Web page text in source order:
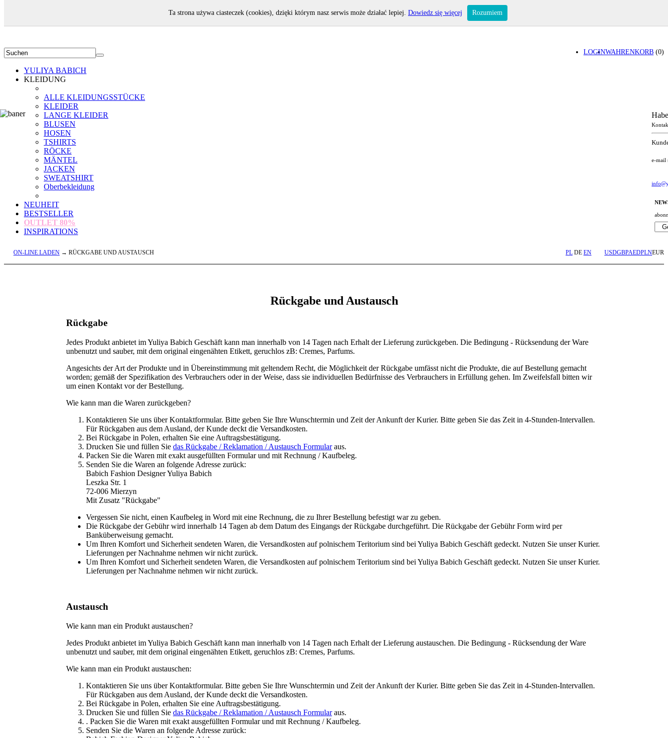
WAHRENKORB (0)
LOGIN
YULIYA BABICH
KLEIDUNG
ALLE KLEIDUNGSSTÜCKE
KLEIDER
LANGE KLEIDER
BLUSEN
HOSEN
TSHIRTS
RÖCKE
MÄNTEL
JACKEN
SWEATSHIRT
Oberbekleidung
NEUHEIT
BESTSELLER
OUTLET 80%
INSPIRATIONS
ON-LINE LADEN → RÜCKGABE UND AUSTAUSCH PL DE EN USDGBPAEDPLNEUR
Rückgabe und Austausch
Rückgabe
Jedes Produkt anbietet im Yuliya Babich Geschäft kann man innerhalb von 14 Tagen nach Erhalt der Lieferung zurückgeben. Die Bedingung - Rücksendung der Ware
unbenutzt und sauber, mit dem original eingenähten Etikett, geruchlos zB: Cremes, Parfums.
Angesichts der Art der Produkte und in Übereinstimmung mit geltendem Recht, die Möglichkeit der Rückgabe umfässt nicht die Produkte, die auf Bestellung gemacht
worden; gemäß der Spezifikation des Verbrauchers oder in der Weise, dass sie individuellen Bedürfnisse des Verbrauchers in Erfüllung gehen. Im Zweifelsfall bitten wir
um einen Kontakt vor der Bestellung.
Wie kann man die Waren zurückgeben?
Kontaktieren Sie uns über Kontaktformular. Bitte geben Sie Ihre Wunschtermin und Zeit der Ankunft der Kurier. Bitte geben Sie das Zeit in 4-Stunden-Intervallen.
Für Rückgaben aus dem Ausland, der Kunde deckt die Versandkosten.
Bei Rückgabe in Polen, erhalten Sie eine Auftragsbestätigung.
Drucken Sie und füllen Sie das Rückgabe / Reklamation / Austausch Formularaus.
Packen Sie die Waren mit exakt ausgefüllten Formular und mit Rechnung / Kaufbeleg.
Senden Sie die Waren an folgende Adresse zurück:
Babich Fashion Designer Yuliya Babich
Leszka Str. 1
72-006 Mierzyn
Mit Zusatz "Rückgabe"
Vergessen Sie nicht, einen Kaufbeleg in Word mit eine Rechnung, die zu Ihrer Bestellung befestigt war zu geben.
Die Rückgabe der Gebühr wird innerhalb 14 Tagen ab dem Datum des Eingangs der Rückgabe durchgeführt. Die Rückgabe der Gebühr Form wird per
Banküberweisung gemacht.
Um Ihren Komfort und Sicherheit sendeten Waren, die Versandkosten auf polnischem Teritorium sind bei Yuliya Babich Geschäft gedeckt. Nutzen Sie unser Kurier.
Lieferungen per Nachnahme nehmen wir nicht zurück.
Um Ihren Komfort und Sicherheit sendeten Waren, die Versandkosten auf polnischem Teritorium sind bei Yuliya Babich Geschäft gedeckt. Nutzen Sie unser Kurier.
Lieferungen per Nachnahme nehmen wir nicht zurück.
Austausch
Wie kann man ein Produkt austauschen?
Jedes Produkt anbietet im Yuliya Babich Geschäft kann man innerhalb von 14 Tagen nach Erhalt der Lieferung austauschen. Die Bedingung - Rücksendung der Ware
unbenutzt und sauber, mit dem original eingenähten Etikett, geruchlos zB: Cremes, Parfums.
Wie kann man ein Produkt austauschen:
Kontaktieren Sie uns über Kontaktformular. Bitte geben Sie Ihre Wunschtermin und Zeit der Ankunft der Kurier. Bitte geben Sie das Zeit in 4-Stunden-Intervallen.
Für Rückgaben aus dem Ausland, der Kunde deckt die Versandkosten.
Bei Rückgabe in Polen, erhalten Sie eine Auftragsbestätigung.
Drucken Sie und füllen Sie das Rückgabe / Reklamation / Austausch Formularaus.
. Packen Sie die Waren mit exakt ausgefüllten Formular und mit Rechnung / Kaufbeleg.
Senden Sie die Waren an folgende Adresse zurück:
e-mail
Ta strona używa ciasteczek (cookies), dzięki którym nasz serwis może działać lepiej. Dowiedz się więcej Rozumiem